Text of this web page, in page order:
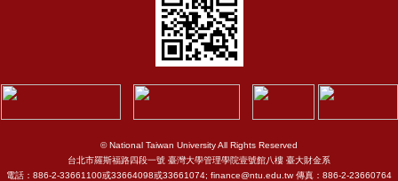
© National Taiwan University All Rights Reserved
台北市羅斯福路四段一號 臺灣大學管理學院壹號館八樓 臺大財金系
電話：886-2-33661100或33664098或33661074; finance@ntu.edu.tw 傳真：886-2-23660764